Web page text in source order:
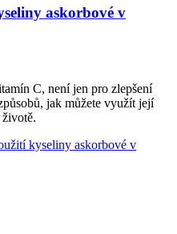
askorbové v
C, není jen pro zlepšení
jak můžete využít její
kyseliny askorbové v